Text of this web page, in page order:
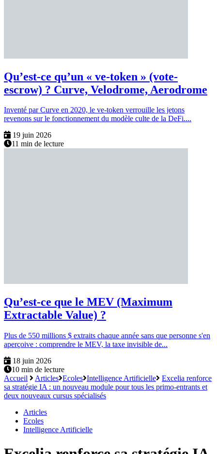
Qu’est-ce qu’un « ve-token » (vote-
escrow) ? Curve, Velodrome, Aerodrome
Inventé par Curve en 2020, le ve-token verrouille les jetons
revenons sur le fonctionnement du modèle culte de la DeFi....
19 juin 2026
11 min de lecture
Qu’est-ce que le MEV (Maximum
Extractable Value) ?
Plus de 550 millions $ extraits chaque année sans que personne s'en
aperçoive : comprendre le MEV, la taxe invisible de...
18 juin 2026
10 min de lecture
Accueil
Articles Ecoles Intelligence Artificielle
Excelia renforce
sa stratégie IA : un nouveau module pour tous les primo-entrants et
deux nouveaux cursus spécialisés
Articles
Ecoles
Intelligence Artificielle